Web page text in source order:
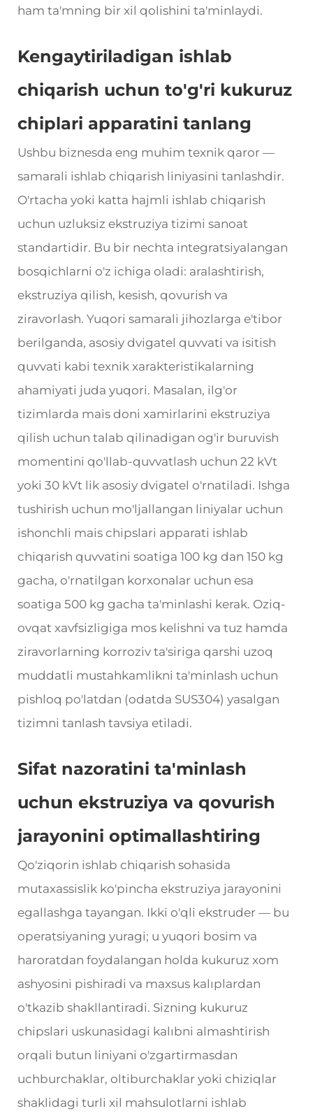
ham ta'mning bir xil qolishini ta'minlaydi.
Kengaytiriladigan ishlab
chiqarish uchun to'g'ri kukuruz
chiplari apparatini tanlang
Ushbu biznesda eng muhim texnik qaror —
samarali ishlab chiqarish liniyasini tanlashdir.
O'rtacha yoki katta hajmli ishlab chiqarish
uchun uzluksiz ekstruziya tizimi sanoat
standartidir. Bu bir nechta integratsiyalangan
bosqichlarni o'z ichiga oladi: aralashtirish,
ekstruziya qilish, kesish, qovurish va
ziravorlash. Yuqori samarali jihozlarga e'tibor
berilganda, asosiy dvigatel quvvati va isitish
quvvati kabi texnik xarakteristikalarning
ahamiyati juda yuqori. Masalan, ilg'or
tizimlarda mais doni xamirlarini ekstruziya
qilish uchun talab qilinadigan og'ir buruvish
momentini qo'llab-quvvatlash uchun 22 kVt
yoki 30 kVt lik asosiy dvigatel o'rnatiladi. Ishga
tushirish uchun mo'ljallangan liniyalar uchun
ishonchli mais chipslari apparati ishlab
chiqarish quvvatini soatiga 100 kg dan 150 kg
gacha, o'rnatilgan korxonalar uchun esa
soatiga 500 kg gacha ta'minlashi kerak. Oziq-
ovqat xavfsizligiga mos kelishni va tuz hamda
ziravorlarning korroziv ta'siriga qarshi uzoq
muddatli mustahkamlikni ta'minlash uchun
pishloq po'latdan (odatda SUS304) yasalgan
tizimni tanlash tavsiya etiladi.
Sifat nazoratini ta'minlash
uchun ekstruziya va qovurish
jarayonini optimallashtiring
Qo'ziqorin ishlab chiqarish sohasida
mutaxassislik ko'pincha ekstruziya jarayonini
egallashga tayangan. Ikki o'qli ekstruder — bu
operatsiyaning yuragi; u yuqori bosim va
haroratdan foydalangan holda kukuruz xom
ashyosini pishiradi va maxsus kalıplardan
o'tkazib shakllantiradi. Sizning kukuruz
chipslari uskunasidagi kalıbni almashtirish
orqali butun liniyani o'zgartirmasdan
uchburchaklar, oltiburchaklar yoki chiziqlar
shaklidagi turli xil mahsulotlarni ishlab